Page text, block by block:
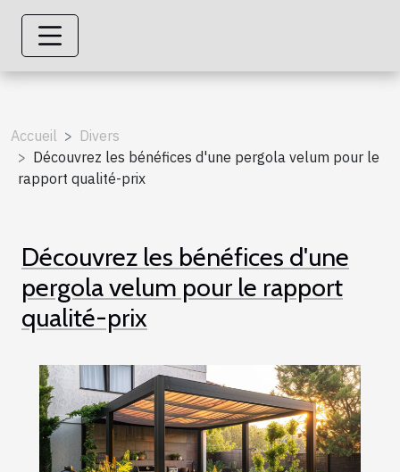
Accueil
Divers
Découvrez les bénéfices d'une pergola velum pour le
rapport qualité-prix
Découvrez les bénéfices d'une
pergola velum pour le rapport
qualité-prix